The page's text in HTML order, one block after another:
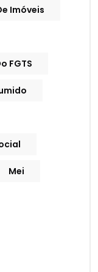
Imóveis
FGTS
Mei